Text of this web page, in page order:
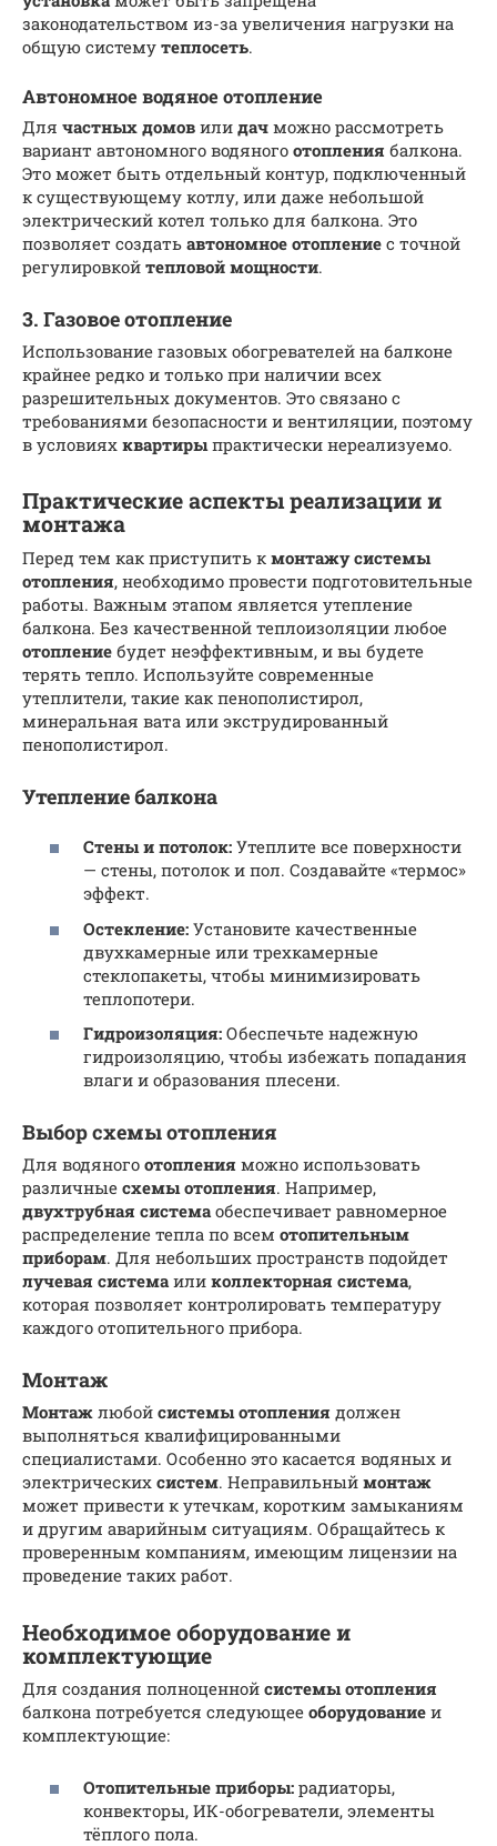
законодательством из-за увеличения нагрузки на
общую систему теплосеть.
Автономное водяное отопление
Для частных домов или дач можно рассмотреть
вариант автономного водяного отопления балкона.
Это может быть отдельный контур, подключенный
к существующему котлу, или даже небольшой
электрический котел только для балкона. Это
позволяет создать автономное отопление с точной
регулировкой тепловой мощности.
3. Газовое отопление
Использование газовых обогревателей на балконе
крайнее редко и только при наличии всех
разрешительных документов. Это связано с
требованиями безопасности и вентиляции, поэтому
в условиях квартиры практически нереализуемо.
Практические аспекты реализации и
монтажа
Перед тем как приступить к монтажу системы
отопления, необходимо провести подготовительные
работы. Важным этапом является утепление
балкона. Без качественной теплоизоляции любое
отопление будет неэффективным, и вы будете
терять тепло. Используйте современные
утеплители, такие как пенополистирол,
минеральная вата или экструдированный
пенополистирол.
Утепление балкона
Стены и потолок: Утеплите все поверхности
— стены, потолок и пол. Создавайте «термос»
эффект.
Остекление: Установите качественные
двухкамерные или трехкамерные
стеклопакеты, чтобы минимизировать
теплопотери.
Гидроизоляция: Обеспечьте надежную
гидроизоляцию, чтобы избежать попадания
влаги и образования плесени.
Выбор схемы отопления
Для водяного отопления можно использовать
различные схемы отопления. Например,
двухтрубная системаобеспечивает равномерное
распределение тепла по всем отопительным
приборам. Для небольших пространств подойдет
лучевая системаили коллекторная система,
которая позволяет контролировать температуру
каждого отопительного прибора.
Монтаж
Монтаж любой системы отопления должен
выполняться квалифицированными
специалистами. Особенно это касается водяных и
электрических систем. Неправильный монтаж
может привести к утечкам, коротким замыканиям
и другим аварийным ситуациям. Обращайтесь к
проверенным компаниям, имеющим лицензии на
проведение таких работ.
Необходимое оборудование и
комплектующие
Для создания полноценной системы отопления
балкона потребуется следующее оборудование и
комплектующие:
Отопительные приборы: радиаторы,
конвекторы, ИК-обогреватели, элементы
тёплого пола.